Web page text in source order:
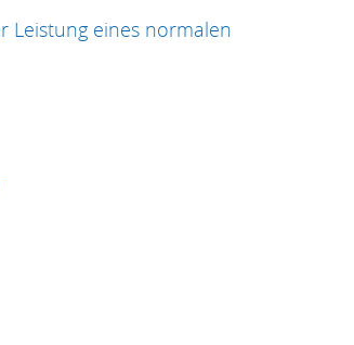
Leistung eines normalen